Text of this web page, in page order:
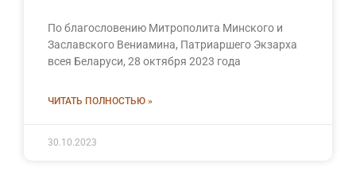
По благословению Митрополита Минского и
Заславского Вениамина, Патриаршего Экзарха
всея Беларуси, 28 октября 2023 года
ЧИТАТЬ ПОЛНОСТЬЮ »
30.10.2023